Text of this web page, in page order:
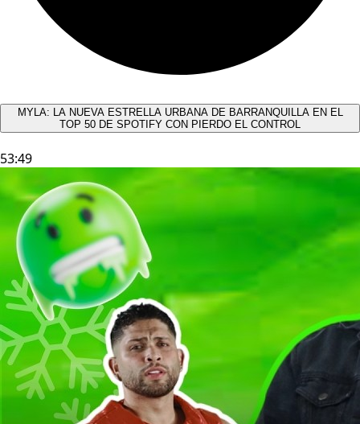
MYLA: LA NUEVA ESTRELLA URBANA DE BARRANQUILLA EN EL
TOP 50 DE SPOTIFY CON PIERDO EL CONTROL
53:49